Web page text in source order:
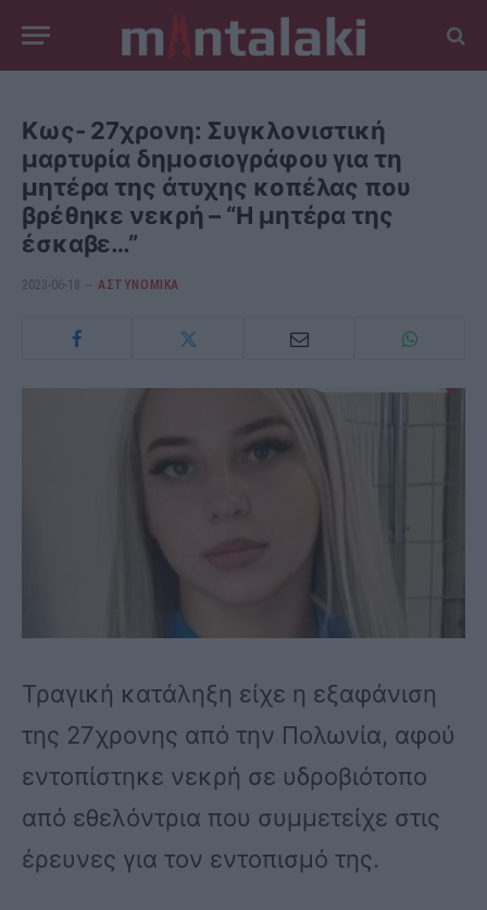
Κως- 27χρονη: Συγκλονιστική
μαρτυρία δημοσιογράφου για τη
μητέρα της άτυχης κοπέλας που
βρέθηκε νεκρή – “Η μητέρα της
έσκαβε…”
2023-06-18 ΑΣΤΥΝΟΜΙΚΑ
Τραγική κατάληξη είχε η εξαφάνιση
της 27χρονης από την Πολωνία, αφού
εντοπίστηκε νεκρή σε υδροβιότοπο
από εθελόντρια που συμμετείχε στις
έρευνες για τον εντοπισμό της.